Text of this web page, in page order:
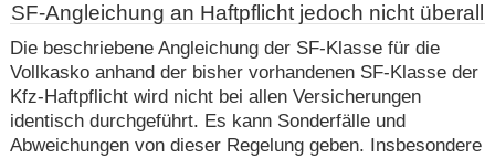
SF-Angleichung an Haftpflicht jedoch nicht überall
Die beschriebene Angleichung der SF-Klasse für die
Vollkasko anhand der bisher vorhandenen SF-Klasse der
Kfz-Haftpflicht wird nicht bei allen Versicherungen
identisch durchgeführt. Es kann Sonderfälle und
Abweichungen von dieser Regelung geben. Insbesondere